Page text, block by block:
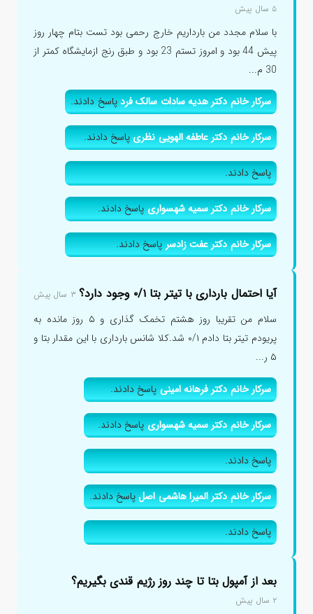
۵ سال پیش
با سلام مجدد من بارداریم خارج رحمی بود تست بتام چهار روز
پیش 44 بود و امروز تستم 23 بود و طبق رنج ازمایشگاه کمتر از
30 م...
سرکار خانم دکتر هدیه سادات سالک فردپاسخ دادند.
سرکار خانم دکتر عاطفه الهویی نظریپاسخ دادند.
پاسخ دادند.
سرکار خانم دکتر سمیه شهسواریپاسخ دادند.
سرکار خانم دکتر عفت زادسرپاسخ دادند.
آیا احتمال بارداری با تیتر بتا ۰/۱ وجود دارد؟ ۳ سال پیش
سلام من تقریبا روز هشتم تخمک گذاری و ۵ روز مانده به
پریودم تیتر بتا دادم ۰/۱ شد.کلا شانس بارداری با این مقدار بتا و
۵ ر...
سرکار خانم دکتر فرهانه امینیپاسخ دادند.
سرکار خانم دکتر سمیه شهسواریپاسخ دادند.
پاسخ دادند.
سرکار خانم دکتر المیرا هاشمی اصلپاسخ دادند.
پاسخ دادند.
بعد از آمپول بتا تا چند روز رژیم قندی بگیریم؟
۲ سال پیش